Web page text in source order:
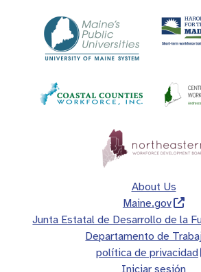
About Us
Maine.gov
Junta Estatal de Desarrollo de la
Departamento de
política de privacidad